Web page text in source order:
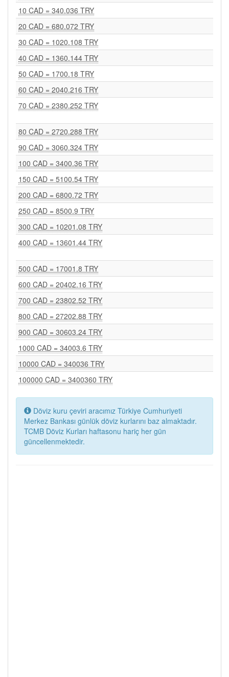
10 CAD = 340.036 TRY
20 CAD = 680.072 TRY
30 CAD = 1020.108 TRY
40 CAD = 1360.144 TRY
50 CAD = 1700.18 TRY
60 CAD = 2040.216 TRY
70 CAD = 2380.252 TRY
80 CAD = 2720.288 TRY
90 CAD = 3060.324 TRY
100 CAD = 3400.36 TRY
150 CAD = 5100.54 TRY
200 CAD = 6800.72 TRY
250 CAD = 8500.9 TRY
300 CAD = 10201.08 TRY
400 CAD = 13601.44 TRY
500 CAD = 17001.8 TRY
600 CAD = 20402.16 TRY
700 CAD = 23802.52 TRY
800 CAD = 27202.88 TRY
900 CAD = 30603.24 TRY
1000 CAD = 34003.6 TRY
10000 CAD = 340036 TRY
100000 CAD = 3400360 TRY
Döviz kuru çeviri aracımız Türkiye Cumhuriyeti
Merkez Bankası günlük döviz kurlarını baz almaktadır.
TCMB Döviz Kurları haftasonu hariç her gün
güncellenmektedir.